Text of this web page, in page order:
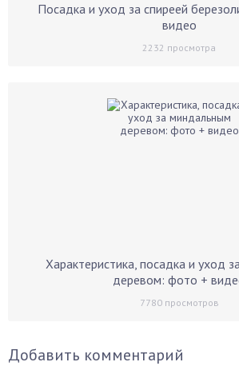
Посадка и уход за спиреей
видео
2232 просмотра
Характеристика, посадка и уход
деревом: фото +
7780просмотров
Добавить комментарий